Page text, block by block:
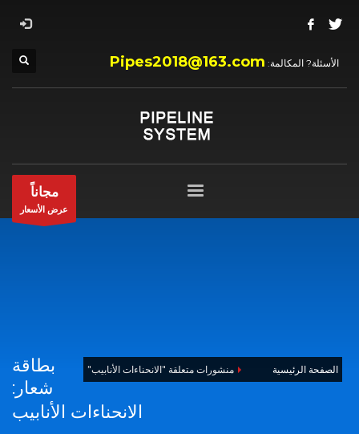
الأسئلة? المكالمة: Pipes2018@163.com
مجاناً
عرض الأسعار
الصفحة الرئيسية منشورات متعلقة "الانحناءات الأنابيب"
بطاقة
شعار:
الانحناءات الأنابيب